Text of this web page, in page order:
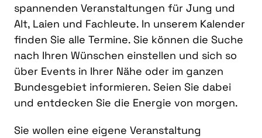
spannenden Veranstaltungen für Jung und
Alt, Laien und Fachleute. In unserem Kalender
finden Sie alle Termine. Sie können die Suche
nach Ihren Wünschen einstellen und sich so
über Events in Ihrer Nähe oder im ganzen
Bundesgebiet informieren. Seien Sie dabei
und entdecken Sie die Energie von morgen.
Sie wollen eine eigene Veranstaltung